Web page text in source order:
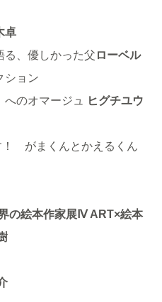
卓
る、優しかった父 ローベル
ション
へのオマージュ
ヒグチユウ
！ がまくんとかえるくん
の絵本作家展Ⅳ ART×絵本